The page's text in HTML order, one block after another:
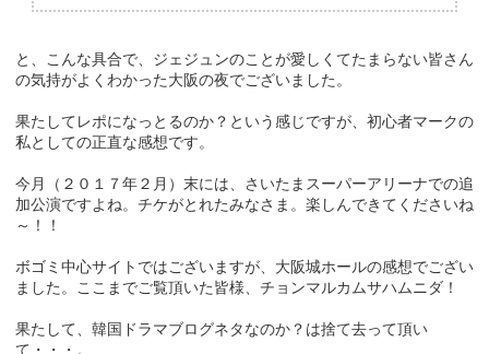
と、こんな具合で、ジェジュンのことが愛しくてたまらない皆さん
の気持がよくわかった大阪の夜でございました。
果たしてレポになっとるのか？という感じですが、初心者マークの
私としての正直な感想です。
今月（２０１７年２月）末には、さいたまスーパーアリーナでの追
加公演ですよね。チケがとれたみなさま。楽しんできてくださいね
～！！
ボゴミ中心サイトではございますが、大阪城ホールの感想でござい
ました。ここまでご覧頂いた皆様、チョンマルカムサハムニダ！
果たして、韓国ドラマブログネタなのか？は捨て去って頂い
て・・・。